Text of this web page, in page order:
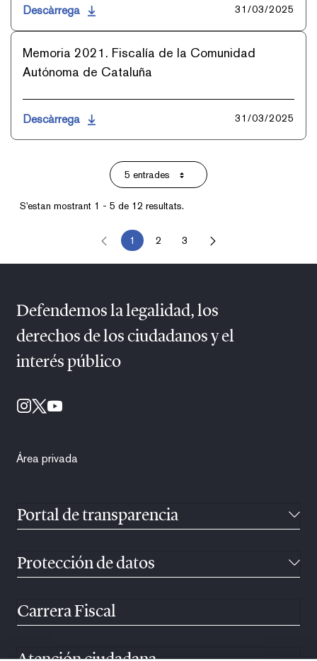
Descàrrega 31/03/2025
Memoria 2021. Fiscalía de la Comunidad
Autónoma de Cataluña
Descàrrega 31/03/2025
5 entradesPer pàgina
S'estan mostrant 1 - 5 de 12 resultats.
Pàgina
1 Pàgina
2 Pàgina
3
Defendemos la legalidad, los
derechos de los ciudadanos y el
interés público
Área privada
Portal de transparencia
Protección de datos
Carrera Fiscal